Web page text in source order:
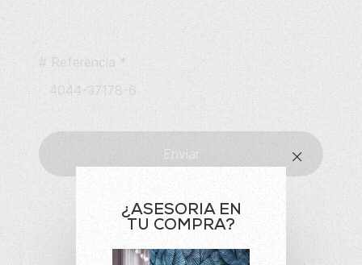
# Referencia *
Enviar
¿ASESORIA EN
TU COMPRA?